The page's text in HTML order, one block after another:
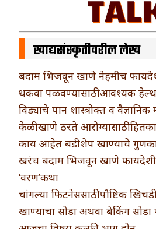
खाद्यसंस्कृतीवरील लेख
बदाम भिजवून खाणे नेहमीच
थकवा पळवण्यासाठी आवश्यक हेल्थ
विड्याचे पान शास्त्रोक्त व वैज्ञानिक
केळी खाणे ठरते आरोग्यासाठी
काय आहेत बडीशेप खाण्याचे
खरंच बदाम भिजवून खाणे
‘वरण’कथा
चांगल्या फिटनेससाठी पौष्टिक
खाण्याचा सोडा अथवा बेकिंग